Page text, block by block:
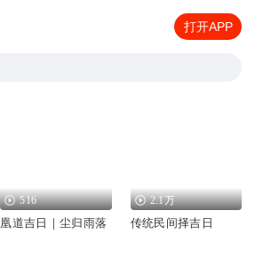
打开APP
516
凰道吉日｜尘归雨落
2.1万
传统民间择吉日